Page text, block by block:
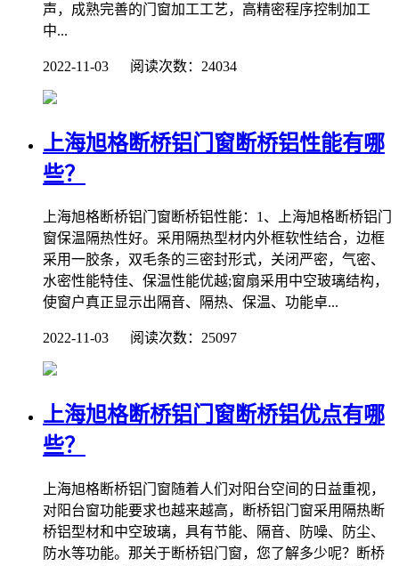
声，成熟完善的门窗加工工艺，高精密程序控制加工
中...
2022-11-03 阅读次数：24034
上海旭格断桥铝门窗断桥铝性能有哪
些？
上海旭格断桥铝门窗断桥铝性能：1、上海旭格断桥铝门
窗保温隔热性好。采用隔热型材内外框软性结合，边框
采用一胶条，双毛条的三密封形式，关闭严密，气密、
水密性能特佳、保温性能优越;窗扇采用中空玻璃结构，
使窗户真正显示出隔音、隔热、保温、功能卓...
2022-11-03 阅读次数：25097
上海旭格断桥铝门窗断桥铝优点有哪
些？
上海旭格断桥铝门窗随着人们对阳台空间的日益重视，
对阳台窗功能要求也越来越高，断桥铝门窗采用隔热断
桥铝型材和中空玻璃，具有节能、隔音、防噪、防尘、
防水等功能。那关于断桥铝门窗，您了解多少呢？断桥